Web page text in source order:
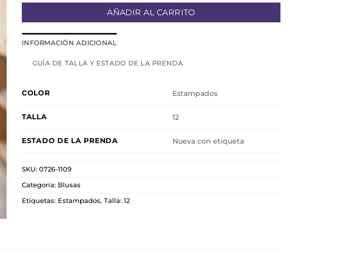
AÑADIR AL CARRITO
INFORMACIÓN ADICIONAL
GUÍA DE TALLA Y ESTADO DE LA PRENDA
COLOR Estampados
TALLA 12
ESTADO DE LA PRENDA Nueva con etiqueta
SKU: 0726-1109
Categoría: Blusas
Etiquetas: Estampados, Talla: 12